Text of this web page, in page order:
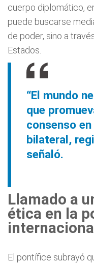
cuerpo diplomático,
puede buscarse
de poder, sino a
Estados.
“El mundo
que
consenso
bilateral,
señaló.
Llamado a
ética en la
internacional
El pontífice subrayó